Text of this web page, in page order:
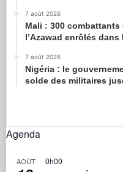
7 août 2026
Mali : 300
l’Azawad enrôlés dans
7 août 2026
Nigéria : le
solde des militaires
Agenda
AOÛT 0h00